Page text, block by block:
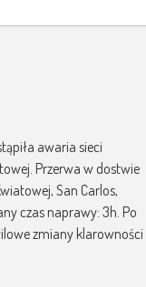
awaria sieci
Przerwa w dostwie
San Carlos,
czas naprawy: 3h. Po
zmiany klarowności